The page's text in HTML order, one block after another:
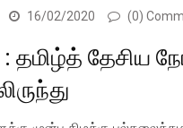
16/02/2020 (0)
: தமிழ்த் தேசிய